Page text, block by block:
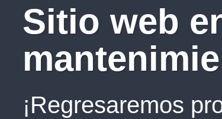
Sitio web
¡Regresaremos